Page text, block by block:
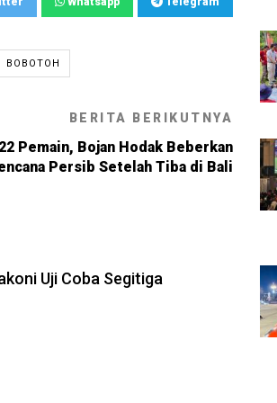
BOBOTOH
BERITA BERIKUTNYA
Pemain, Bojan Hodak Beberkan
Persib Setelah Tiba di Bali
Uji Coba Segitiga